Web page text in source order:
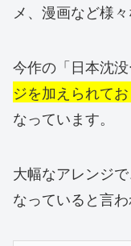
メ、漫画など様
今作の「日本沈
ジを加えられて
なっています。
大幅なアレンジ
なっていると言わ